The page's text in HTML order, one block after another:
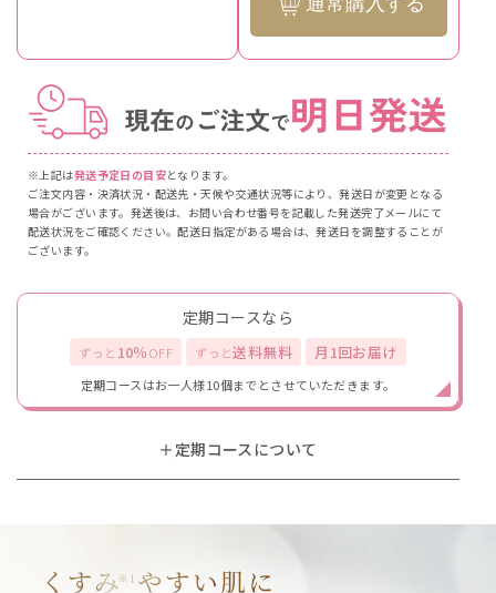
※上記は発送予定日の目安となります。
ご注文内容・決済状況・配送先・天候や交通状況等により、発送日が変更となる
場合がございます。発送後は、お問い合わせ番号を記載した発送完了メールにて
配送状況をご確認ください。配送日指定がある場合は、発送日を調整することが
ございます。
定期コースなら
ずっと 10％OFF ずっと送料無料 月1回お届け
定期コースはお一人様10個までとさせていただきます。
＋定期コースについて